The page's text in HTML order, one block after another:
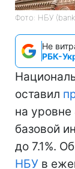
Фото: НБУ
Не
РБК-
оставил
на уровне
базовой
до 7.1%.
НБУ в